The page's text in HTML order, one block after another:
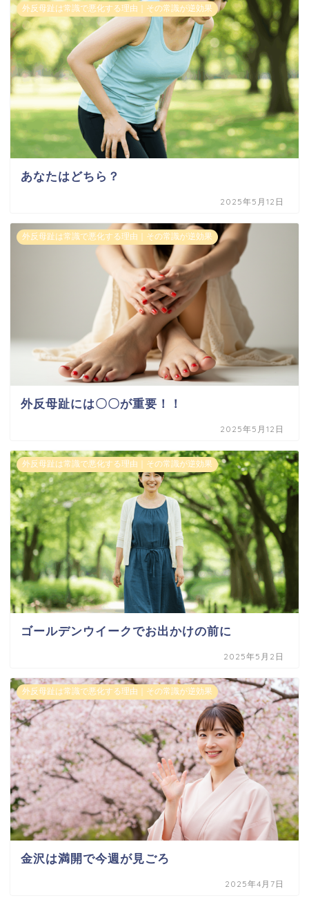
外反母趾は常識で悪化する理由｜その常識が逆効果
あなたはどちら？
2025年5月12日
外反母趾は常識で悪化する理由｜その常識が逆効果
外反母趾には〇〇が重要！！
2025年5月12日
外反母趾は常識で悪化する理由｜その常識が逆効果
ゴールデンウイークでお出かけの前に
2025年5月2日
外反母趾は常識で悪化する理由｜その常識が逆効果
金沢は満開で今週が見ごろ
2025年4月7日